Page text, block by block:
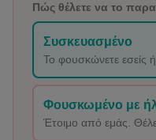
Πώς θέλετε να το
Συσκευασμένο
Το φουσκώνετε εσείς ή
Φουσκωμένο με
Έτοιμο από εμάς.